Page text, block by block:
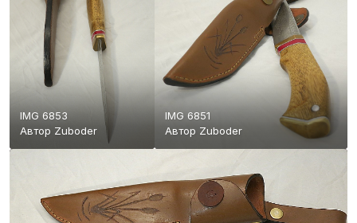
IMG 6853
Автор Zuboder
IMG 6851
Автор Zuboder